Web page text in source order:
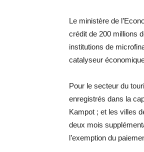
Le ministère de
crédit de 200 millions
institutions de
catalyseur
Pour le secteur du
enregistrés dans la
Kampot ; et les villes
deux mois
l’exemption du